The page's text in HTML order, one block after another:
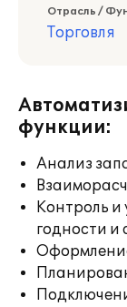
Отрасль /
Торговля
функции:
Анализ
Контроль и
годности и